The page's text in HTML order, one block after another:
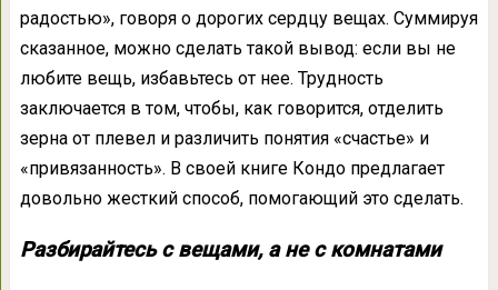
радостью», говоря о дорогих сердцу вещах. Суммируя
сказанное, можно сделать такой вывод: если вы не
любите вещь, избавьтесь от нее. Трудность
заключается в том, чтобы, как говорится, отделить
зерна от плевел и различить понятия «счастье» и
«привязанность». В своей книге Кондо предлагает
довольно жесткий способ, помогающий это сделать.
Разбирайтесь с вещами, а не с комнатами